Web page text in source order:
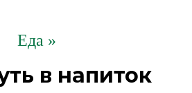
Еда »
в напиток